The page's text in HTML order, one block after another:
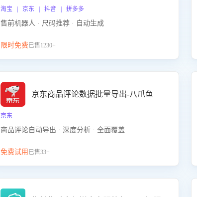
淘宝 | 京东 | 抖音 | 拼多多
售前机器人 · 尺码推荐 · 自动生成
限时免费已售1230+
京东商品评论数据批量导出-八爪鱼
京东
商品评论自动导出 · 深度分析 · 全面覆盖
免费试用 已售33+